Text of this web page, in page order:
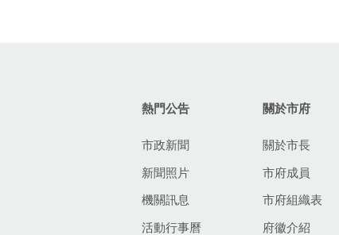
熱門公告
市政新聞
新聞照片
機關訊息
活動行事曆
關於市府
關於市長
市府成員
市府組織表
府徽介紹